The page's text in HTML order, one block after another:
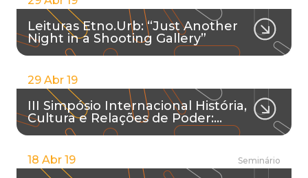
Leituras Etno.Urb: “Just Another
Night in a Shooting Gallery”
29 Abr 19
III Simpósio Internacional História,
Cultura e Relações de Poder:…
18 Abr 19 Seminário